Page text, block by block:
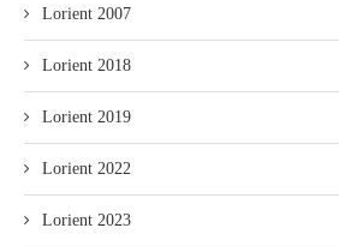
Lorient 2007
Lorient 2018
Lorient 2019
Lorient 2022
Lorient 2023